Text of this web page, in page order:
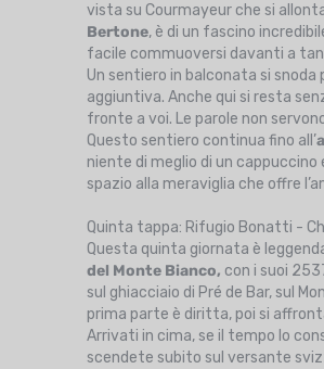
vista su Courmayeur che si
Bertone, è di un fascino
facile commuoversi davanti a
Un sentiero in balconata si
aggiuntiva. Anche qui si resta
fronte a voi. Le parole non
Questo sentiero continua fino all’
niente di meglio di un cappuccino
spazio alla meraviglia che offre
Quinta tappa: Rifugio Bonatti -
Questa quinta giornata è
del Monte Bianco, con i suoi
sul ghiacciaio di Pré de Bar, sul
prima parte è diritta, poi si
Arrivati in cima, se il tempo lo
scendete subito sul versante